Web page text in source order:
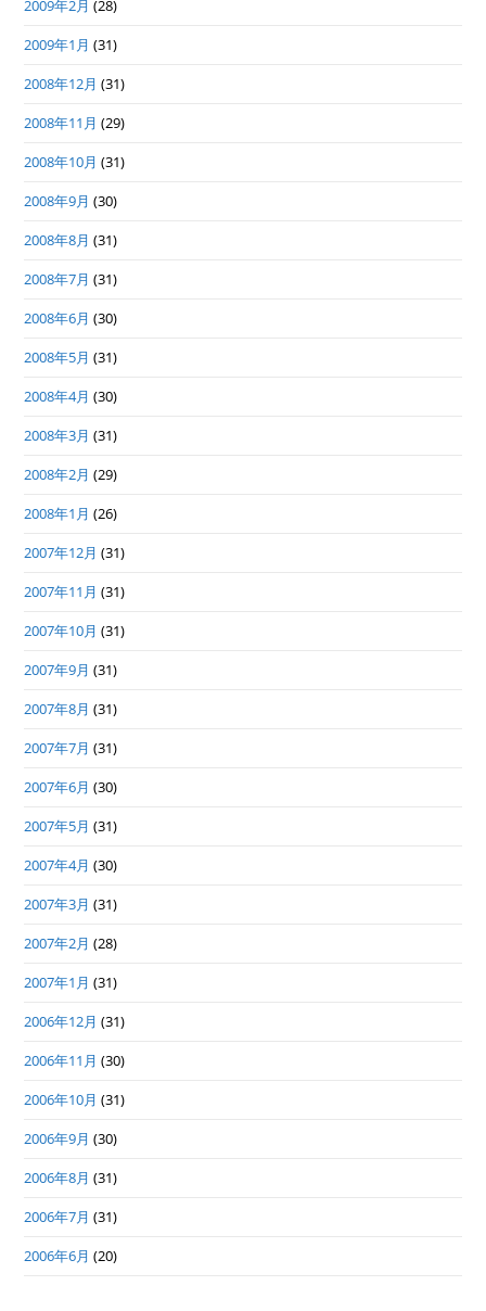
2009年2月 (28)
2009年1月 (31)
2008年12月 (31)
2008年11月 (29)
2008年10月 (31)
2008年9月 (30)
2008年8月 (31)
2008年7月 (31)
2008年6月 (30)
2008年5月 (31)
2008年4月 (30)
2008年3月 (31)
2008年2月 (29)
2008年1月 (26)
2007年12月 (31)
2007年11月 (31)
2007年10月 (31)
2007年9月 (31)
2007年8月 (31)
2007年7月 (31)
2007年6月 (30)
2007年5月 (31)
2007年4月 (30)
2007年3月 (31)
2007年2月 (28)
2007年1月 (31)
2006年12月 (31)
2006年11月 (30)
2006年10月 (31)
2006年9月 (30)
2006年8月 (31)
2006年7月 (31)
2006年6月 (20)